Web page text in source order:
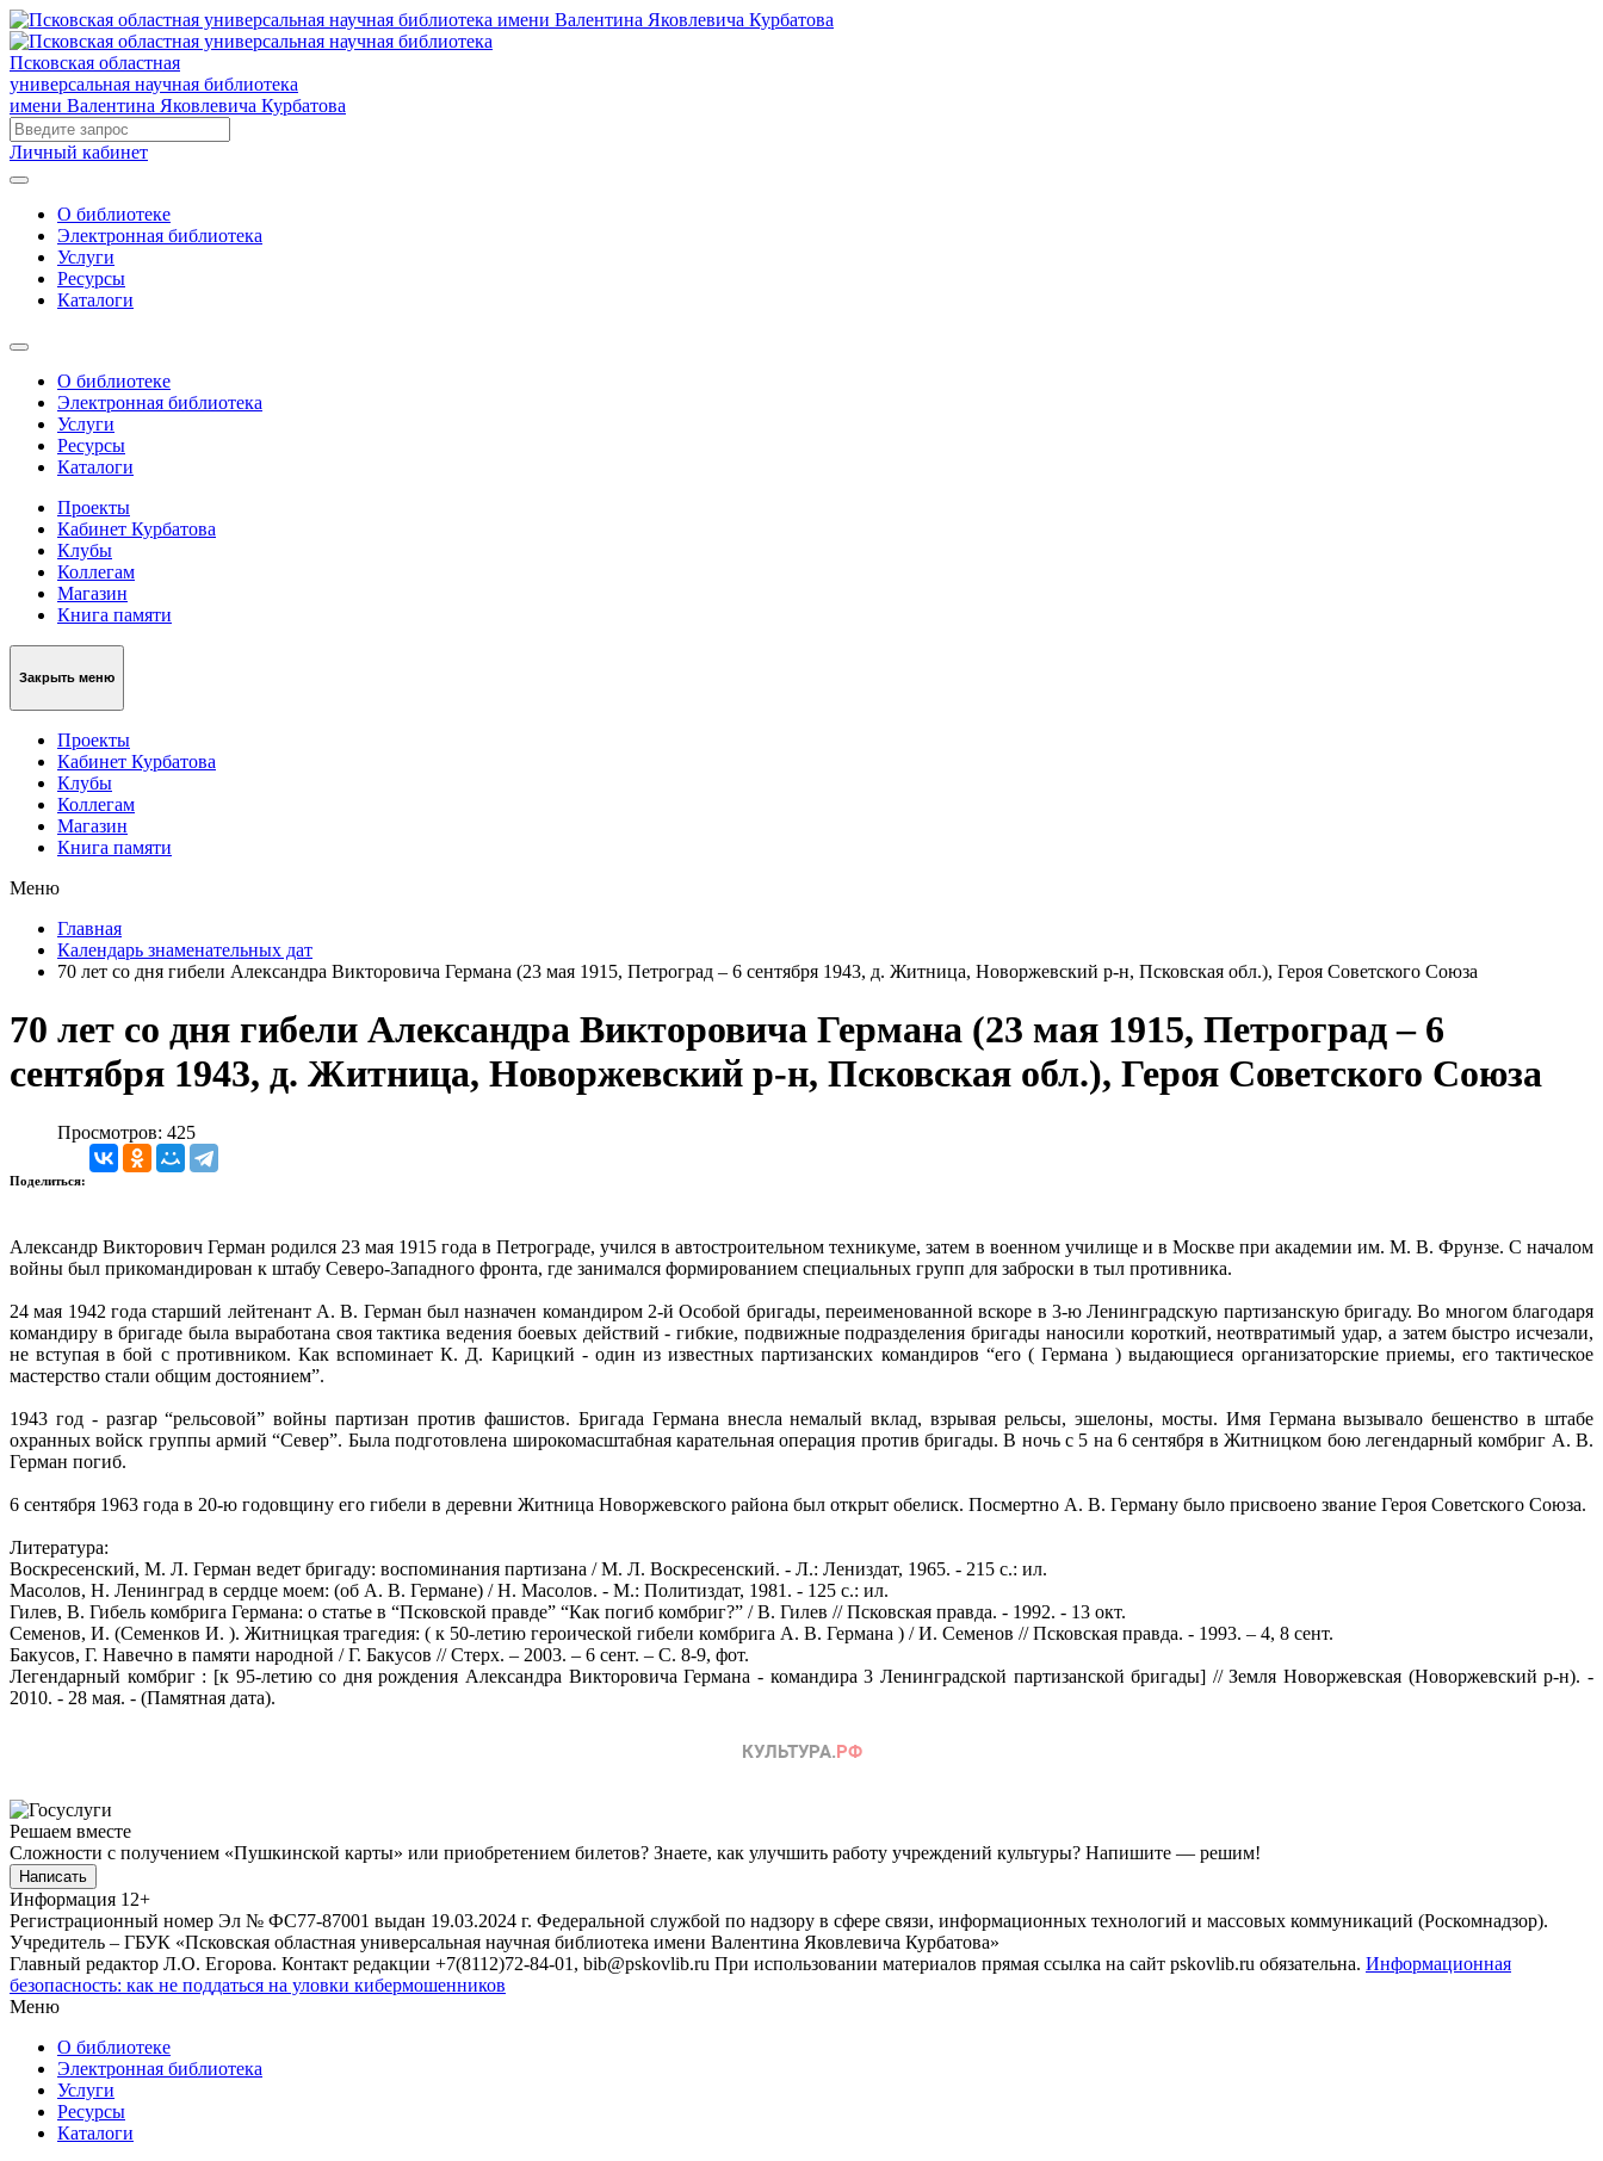
Псковская областная
универсальная научная библиотека
имени Валентина Яковлевича Курбатова
Личный кабинет
О библиотеке
Электронная библиотека
Услуги
Ресурсы
Каталоги
О библиотеке
Электронная библиотека
Услуги
Ресурсы
Каталоги
Проекты
Кабинет Курбатова
Клубы
Коллегам
Магазин
Книга памяти
Закрыть меню
Проекты
Кабинет Курбатова
Клубы
Коллегам
Магазин
Книга памяти
Меню
Главная
Календарь знаменательных дат
70 лет со дня гибели Александра Викторовича Германа (23 мая 1915, Петроград – 6 сентября 1943, д. Житница, Новоржевский р-н, Псковская обл.), Героя Советского Союза
70 лет со дня гибели Александра Викторовича Германа (23 мая 1915, Петроград – 6
сентября 1943, д. Житница, Новоржевский р-н, Псковская обл.), Героя Советского Союза
Просмотров: 425
Поделиться:
Александр Викторович Герман родился 23 мая 1915 года в Петрограде, учился в автостроительном техникуме, затем в военном училище и в Москве при академии им. М. В. Фрунзе. С началом
войны был прикомандирован к штабу Северо-Западного фронта, где занимался формированием специальных групп для заброски в тыл противника.
24 мая 1942 года старший лейтенант А. В. Герман был назначен командиром 2-й Особой бригады, переименованной вскоре в 3-ю Ленинградскую партизанскую бригаду. Во многом благодаря
командиру в бригаде была выработана своя тактика ведения боевых действий - гибкие, подвижные подразделения бригады наносили короткий, неотвратимый удар, а затем быстро исчезали,
не вступая в бой с противником. Как вспоминает К. Д. Карицкий - один из известных партизанских командиров “его ( Германа ) выдающиеся организаторские приемы, его тактическое
мастерство стали общим достоянием”.
1943 год - разгар “рельсовой” войны партизан против фашистов. Бригада Германа внесла немалый вклад, взрывая рельсы, эшелоны, мосты. Имя Германа вызывало бешенство в штабе
охранных войск группы армий “Север”. Была подготовлена широкомасштабная карательная операция против бригады. В ночь с 5 на 6 сентября в Житницком бою легендарный комбриг А. В.
Герман погиб.
6 сентября 1963 года в 20-ю годовщину его гибели в деревни Житница Новоржевского района был открыт обелиск. Посмертно А. В. Герману было присвоено звание Героя Советского Союза.
Литература:
Воскресенский, М. Л. Герман ведет бригаду: воспоминания партизана / М. Л. Воскресенский. - Л.: Лениздат, 1965. - 215 с.: ил.
Масолов, Н. Ленинград в сердце моем: (об А. В. Германе) / Н. Масолов. - М.: Политиздат, 1981. - 125 с.: ил.
Гилев, В. Гибель комбрига Германа: о статье в “Псковской правде” “Как погиб комбриг?” / В. Гилев // Псковская правда. - 1992. - 13 окт.
Семенов, И. (Семенков И. ). Житницкая трагедия: ( к 50-летию героической гибели комбрига А. В. Германа ) / И. Семенов // Псковская правда. - 1993. – 4, 8 сент.
Бакусов, Г. Навечно в памяти народной / Г. Бакусов // Стерх. – 2003. – 6 сент. – С. 8-9, фот.
Легендарный комбриг : [к 95-летию со дня рождения Александра Викторовича Германа - командира 3 Ленинградской партизанской бригады] // Земля Новоржевская (Новоржевский р-н). -
2010. - 28 мая. - (Памятная дата).
Решаем вместе
Сложности с получением «Пушкинской карты» или приобретением билетов? Знаете, как улучшить работу учреждений культуры? Напишите — решим!
Написать
Информация 12+
Регистрационный номер Эл № ФС77-87001 выдан 19.03.2024 г. Федеральной службой по надзору в сфере связи, информационных технологий и массовых коммуникаций (Роскомнадзор).
Учредитель – ГБУК «Псковская областная универсальная научная библиотека имени Валентина Яковлевича Курбатова»
Главный редактор Л.О. Егорова. Контакт редакции +7(8112)72-84-01, bib@pskovlib.ru При использовании материалов прямая ссылка на сайт pskovlib.ru обязательна. Информационная
безопасность: как не поддаться на уловки кибермошенников
Меню
О библиотеке
Электронная библиотека
Услуги
Ресурсы
Каталоги